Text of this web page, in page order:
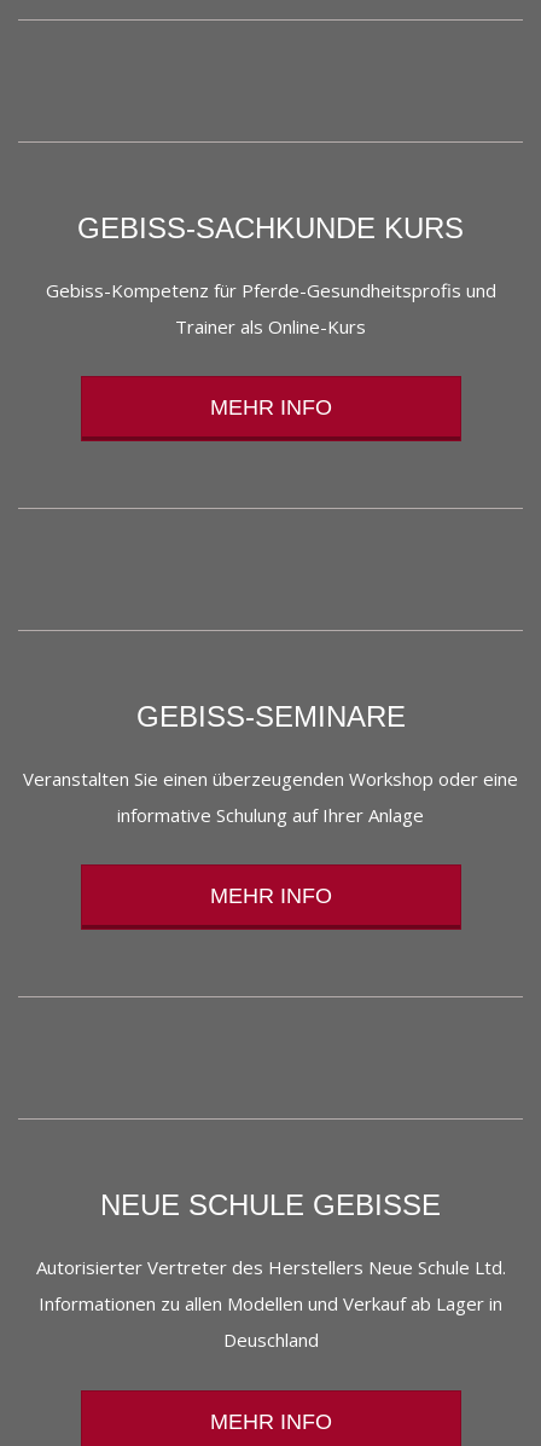
GEBISS-SACHKUNDE KURS
Gebiss-Kompetenz für Pferde-Gesundheitsprofis und
Trainer als Online-Kurs
MEHR INFO
GEBISS-SEMINARE
Veranstalten Sie einen überzeugenden Workshop oder eine
informative Schulung auf Ihrer Anlage
MEHR INFO
NEUE SCHULE GEBISSE
Autorisierter Vertreter des Herstellers Neue Schule Ltd.
Informationen zu allen Modellen und Verkauf ab Lager in
Deuschland
MEHR INFO